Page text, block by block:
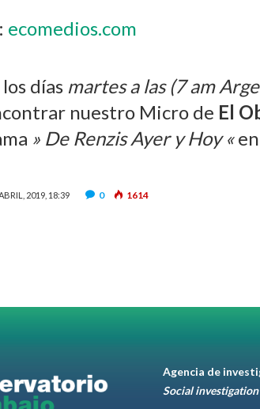
ecomedios.com
días martes a las (7 am
nuestro Micro de El
» De Renzis Ayer y Hoy «en
2019, 18:39 0 1614
Agencia de
Social